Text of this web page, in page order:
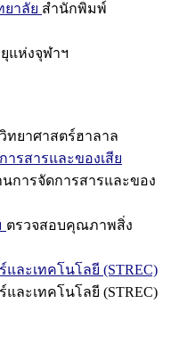
าลัย สำนักพิมพ์
แห่งจุฬาฯ
ทยาศาสตร์ฮาลาล
ารสารและของเสีย
การจัดการสารและของ
ตรวจสอบคุณภาพสิ่ง
ละเทคโนโลยี (STREC)
ละเทคโนโลยี (STREC)